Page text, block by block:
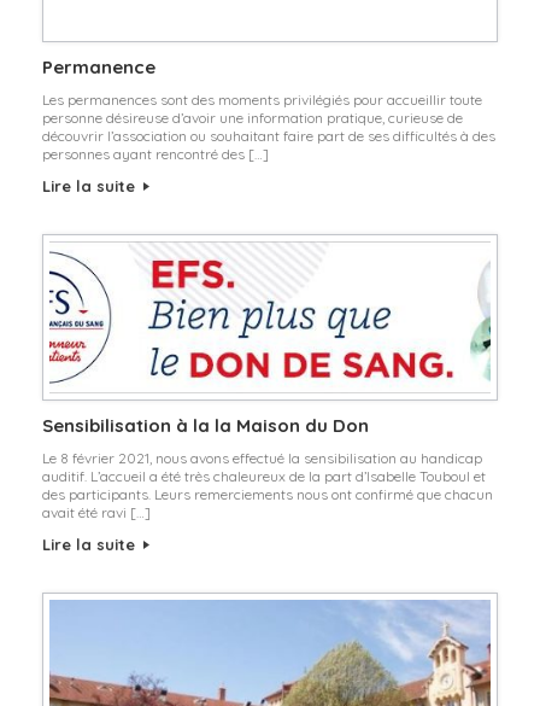
Permanence
Les permanences sont des moments privilégiés pour accueillir toute
personne désireuse d’avoir une information pratique, curieuse de
découvrir l’association ou souhaitant faire part de ses difficultés à des
personnes ayant rencontré des […]
Lire la suite
Sensibilisation à la la Maison du Don
Le 8 février 2021, nous avons effectué la sensibilisation au handicap
auditif. L’accueil a été très chaleureux de la part d’Isabelle Touboul et
des participants. Leurs remerciements nous ont confirmé que chacun
avait été ravi […]
Lire la suite